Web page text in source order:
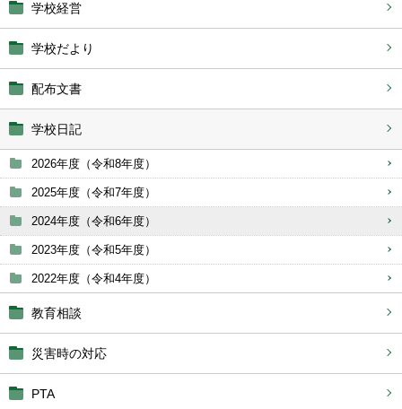
学校経営
学校だより
配布文書
学校日記
2026年度（令和8年度）
2025年度（令和7年度）
2024年度（令和6年度）
2023年度（令和5年度）
2022年度（令和4年度）
教育相談
災害時の対応
PTA